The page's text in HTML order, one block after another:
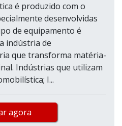
é produzido com o
desenvolvidas
de equipamento é
indústria de
que transforma matéria-
Indústrias que utilizam
I...
agora